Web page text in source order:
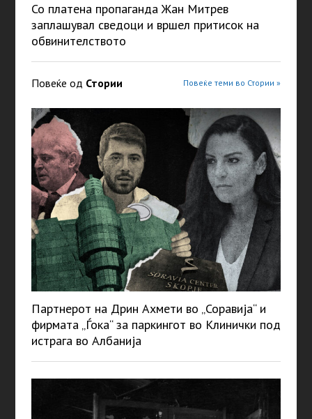
Со платена пропаганда Жан Митрев
заплашувал сведоци и вршел притисок на
обвинителството
Повеќе од Стории Повеќе теми во Стории »
Партнерот на Дрин Ахмети во „Соравија“ и
фирмата „Ѓока“ за паркингот во Клинички под
истрага во Албанија